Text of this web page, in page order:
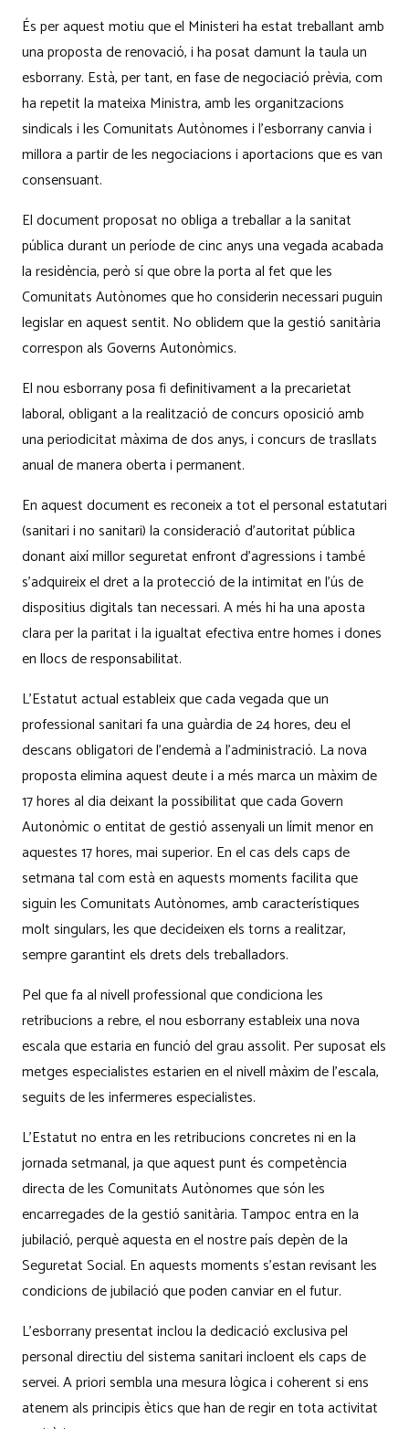
És per aquest motiu que el Ministeri ha estat treballant amb
una proposta de renovació, i ha posat damunt la taula un
esborrany. Està, per tant, en fase de negociació prèvia, com
ha repetit la mateixa Ministra, amb les organitzacions
sindicals i les Comunitats Autònomes i l’esborrany canvia i
millora a partir de les negociacions i aportacions que es van
consensuant.
El document proposat no obliga a treballar a la sanitat
pública durant un període de cinc anys una vegada acabada
la residència, però sí que obre la porta al fet que les
Comunitats Autònomes que ho considerin necessari puguin
legislar en aquest sentit. No oblidem que la gestió sanitària
correspon als Governs Autonòmics.
El nou esborrany posa fi definitivament a la precarietat
laboral, obligant a la realització de concurs oposició amb
una periodicitat màxima de dos anys, i concurs de trasllats
anual de manera oberta i permanent.
En aquest document es reconeix a tot el personal estatutari
(sanitari i no sanitari) la consideració d’autoritat pública
donant així millor seguretat enfront d’agressions i també
s’adquireix el dret a la protecció de la intimitat en l’ús de
dispositius digitals tan necessari. A més hi ha una aposta
clara per la paritat i la igualtat efectiva entre homes i dones
en llocs de responsabilitat.
L’Estatut actual estableix que cada vegada que un
professional sanitari fa una guàrdia de 24 hores, deu el
descans obligatori de l’endemà a l’administració. La nova
proposta elimina aquest deute i a més marca un màxim de
17 hores al dia deixant la possibilitat que cada Govern
Autonòmic o entitat de gestió assenyali un límit menor en
aquestes 17 hores, mai superior. En el cas dels caps de
setmana tal com està en aquests moments facilita que
siguin les Comunitats Autònomes, amb característiques
molt singulars, les que decideixen els torns a realitzar,
sempre garantint els drets dels treballadors.
Pel que fa al nivell professional que condiciona les
retribucions a rebre, el nou esborrany estableix una nova
escala que estaria en funció del grau assolit. Per suposat els
metges especialistes estarien en el nivell màxim de l’escala,
seguits de les infermeres especialistes.
L’Estatut no entra en les retribucions concretes ni en la
jornada setmanal, ja que aquest punt és competència
directa de les Comunitats Autònomes que són les
encarregades de la gestió sanitària. Tampoc entra en la
jubilació, perquè aquesta en el nostre país depèn de la
Seguretat Social. En aquests moments s’estan revisant les
condicions de jubilació que poden canviar en el futur.
L’esborrany presentat inclou la dedicació exclusiva pel
personal directiu del sistema sanitari incloent els caps de
servei. A priori sembla una mesura lògica i coherent si ens
atenem als principis ètics que han de regir en tota activitat